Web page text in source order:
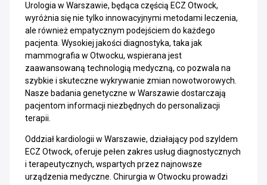
Urologia w Warszawie, będąca częścią ECZ Otwock,
wyróżnia się nie tylko innowacyjnymi metodami leczenia,
ale również empatycznym podejściem do każdego
pacjenta. Wysokiej jakości diagnostyka, taka jak
mammografia w Otwocku, wspierana jest
zaawansowaną technologią medyczną, co pozwala na
szybkie i skuteczne wykrywanie zmian nowotworowych.
Nasze badania genetyczne w Warszawie dostarczają
pacjentom informacji niezbędnych do personalizacji
terapii.
Oddział kardiologii w Warszawie, działający pod szyldem
ECZ Otwock, oferuje pełen zakres usług diagnostycznych
i terapeutycznych, wspartych przez najnowsze
urządzenia medyczne. Chirurgia w Otwocku prowadzi